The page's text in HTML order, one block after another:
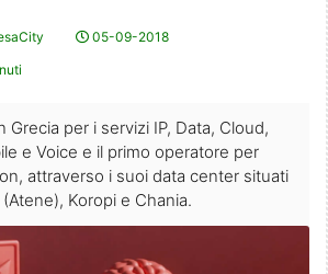
05-09-2018
Grecia per i servizi IP, Data, Cloud,
e Voice e il primo operatore per
attraverso i suoi data center situati
Koropi e Chania.